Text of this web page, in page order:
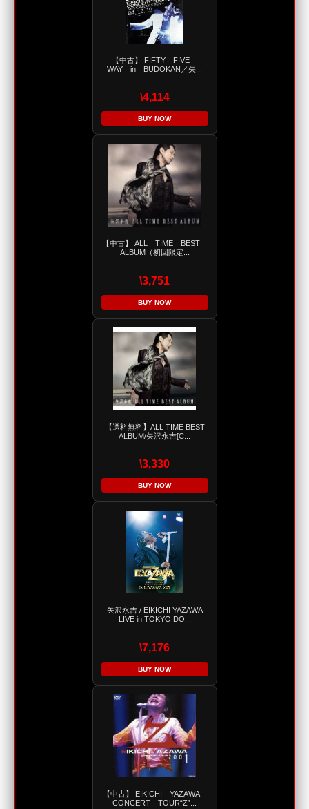
【中古】 FIFTY FIVE
WAY in BUDOKAN／矢...
\4,114
BUY NOW
【中古】 ALL TIME BEST
ALBUM（初回限定...
\3,751
BUY NOW
【送料無料】ALL TIME BEST
ALBUM/矢沢永吉[C...
\3,330
BUY NOW
矢沢永吉 / EIKICHI YAZAWA
LIVE in TOKYO DO...
\7,176
BUY NOW
【中古】 EIKICHI YAZAWA
CONCERT TOUR“Z”...